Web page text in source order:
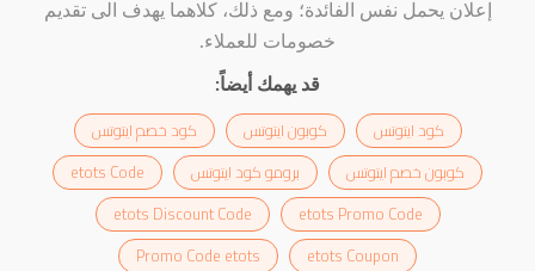
إعلان يحمل نفس الفائدة؛ ومع ذلك، كلاهما يهدف الى تقديم
خصومات للعملاء.
قد يهمك أيضاً:
كود ايتوتس كوبون ايتوتس
كود خصم ايتوتس
كوبون خصم ايتوتس
برومو كود ايتوتس
etots Code
etots Promo Code
etots Discount Code
etots Coupon
Promo Code etots